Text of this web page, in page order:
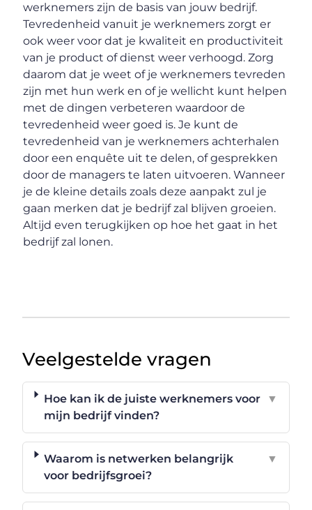
werknemers zijn de basis van jouw bedrijf.
Tevredenheid vanuit je werknemers zorgt er
ook weer voor dat je kwaliteit en productiviteit
van je product of dienst weer verhoogd. Zorg
daarom dat je weet of je werknemers tevreden
zijn met hun werk en of je wellicht kunt helpen
met de dingen verbeteren waardoor de
tevredenheid weer goed is. Je kunt de
tevredenheid van je werknemers achterhalen
door een enquête uit te delen, of gesprekken
door de managers te laten uitvoeren. Wanneer
je de kleine details zoals deze aanpakt zul je
gaan merken dat je bedrijf zal blijven groeien.
Altijd even terugkijken op hoe het gaat in het
bedrijf zal lonen.
Veelgestelde vragen
Hoe kan ik de juiste werknemers voor
mijn bedrijf vinden?
▼
Waarom is netwerken belangrijk
voor bedrijfsgroei?
▼